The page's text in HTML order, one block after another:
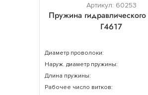
Артикул: 60253
Пружина
Г4617
Диаметр проволоки:
Наруж. диаметр пружины:
Длина пружины:
Рабочее число витков: